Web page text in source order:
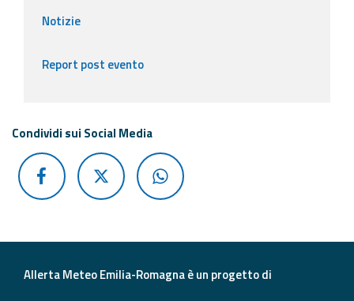
Notizie
Report post evento
Condividi sui Social Media
Allerta Meteo Emilia-Romagna è un progetto di